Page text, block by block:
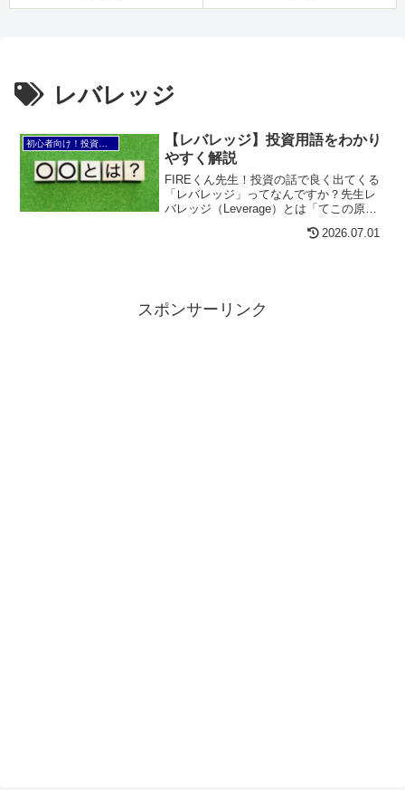
レバレッジ
初心者向け！投資用語の知恵袋
【レバレッジ】投資用語をわかり
やすく解説
FIREくん先生！投資の話で良く出てくる
「レバレッジ」ってなんですか？先生レ
バレッジ（Leverage）とは「てこの原
レッジといった場合には、借り入れを利
2026.07.01
スポンサーリンク